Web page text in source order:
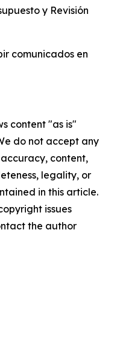
y Revisión
comunicados en
content "as is"
do not accept any
content,
legality, or
in this article.
issues
the author